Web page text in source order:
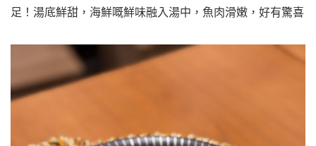
足！湯底鮮甜，海鮮嘅鮮味融入湯中，魚肉滑嫩，好有驚喜